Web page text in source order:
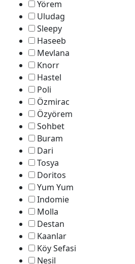
Yörem
Uludag
Sleepy
Haseeb
Mevlana
Knorr
Hastel
Poli
Özmirac
Özyörem
Sohbet
Buram
Dari
Tosya
Doritos
Yum Yum
Indomie
Molla
Destan
Kaanlar
Köy Sefasi
Nesil